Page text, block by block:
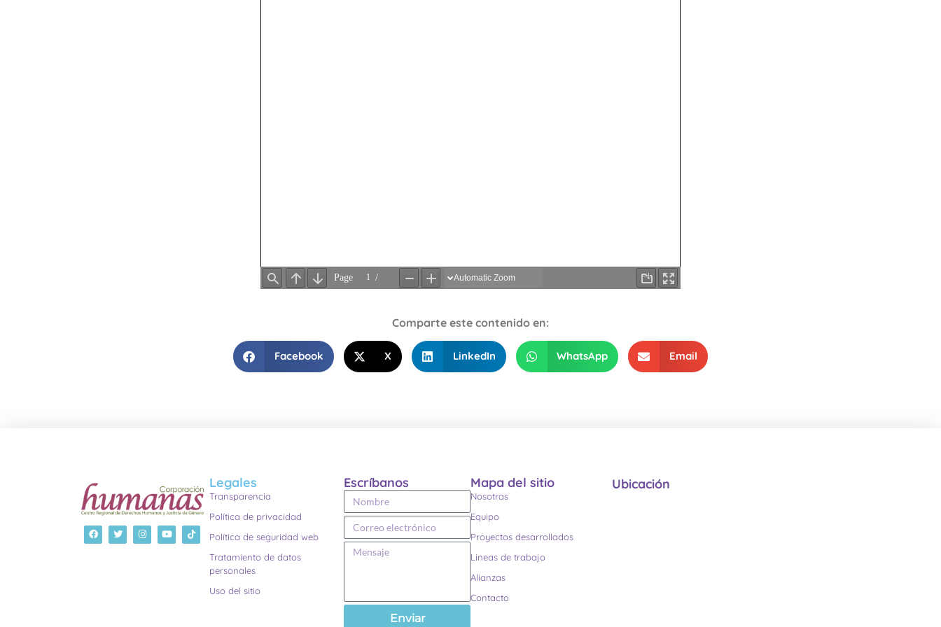
Comparte este contenido en:
Facebook X LinkedIn WhatsApp Email
Legales
Transparencia
Política de privacidad
Política de seguridad web
Tratamiento de datos
personales
Uso del sitio
Escríbanos
Enviar
Mapa del sitio
Nosotras
Equipo
Proyectos desarrollados
Lineas de trabajo
Alianzas
Contacto
Ubicación